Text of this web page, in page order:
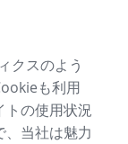
クスのよう
も利用
トの使用状況
、当社は魅力